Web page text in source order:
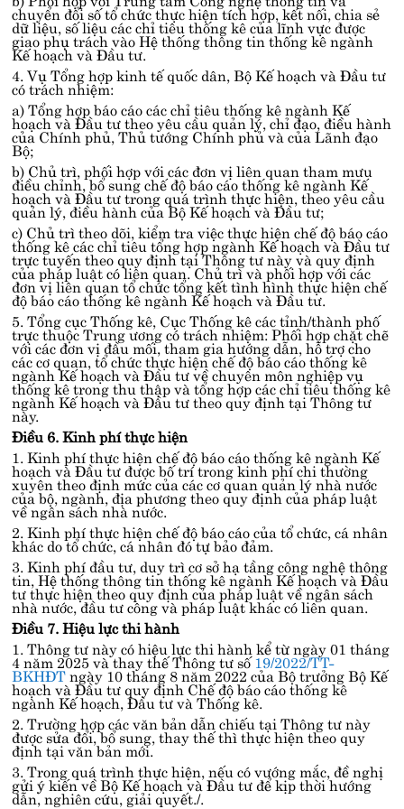
chuyển đổi số tổ chức thực hiện tích hợp, kết nối, chia sẻ
dữ liệu, số liệu các chỉ tiêu thống kê của lĩnh vực được
giao phụ trách vào Hệ thống thông tin thống kê ngành
Kế hoạch và Đầu tư.
4. Vụ Tổng hợp kinh tế quốc dân, Bộ Kế hoạch và Đầu tư
có trách nhiệm:
a) Tổng hợp báo cáo các chỉ tiêu thống kê ngành Kế
hoạch và Đầu tư theo yêu cầu quản lý, chỉ đạo, điều hành
của Chính phủ, Thủ tướng Chính phủ và của Lãnh đạo
Bộ;
b) Chủ trì, phối hợp với các đơn vị liên quan tham mưu
điều chỉnh, bổ sung chế độ báo cáo thống kê ngành Kế
hoạch và Đầu tư trong quá trình thực hiện, theo yêu cầu
quản lý, điều hành của Bộ Kế hoạch và Đầu tư;
c) Chủ trì theo dõi, kiểm tra việc thực hiện chế độ báo cáo
thống kê các chỉ tiêu tổng hợp ngành Kế hoạch và Đầu tư
trực tuyến theo quy định tại Thông tư này và quy định
của pháp luật có liên quan. Chủ trì và phối hợp với các
đơn vị liên quan tổ chức tổng kết tình hình thực hiện chế
độ báo cáo thống kê ngành Kế hoạch và Đầu tư.
5. Tổng cục Thống kê, Cục Thống kê các tỉnh/thành phố
trực thuộc Trung ương có trách nhiệm: Phối hợp chặt chẽ
với các đơn vị đầu mối, tham gia hướng dẫn, hỗ trợ cho
các cơ quan, tổ chức thực hiện chế độ báo cáo thống kê
ngành Kế hoạch và Đầu tư về chuyên môn nghiệp vụ
thống kê trong thu thập và tổng hợp các chỉ tiêu thống kê
ngành Kế hoạch và Đầu tư theo quy định tại Thông tư
này.
Điều 6. Kinh phí thực hiện
1. Kinh phí thực hiện chế độ báo cáo thống kê ngành Kế
hoạch và Đầu tư được bố trí trong kinh phí chi thường
xuyên theo định mức của các cơ quan quản lý nhà nước
của bộ, ngành, địa phương theo quy định của pháp luật
về ngân sách nhà nước.
2. Kinh phí thực hiện chế độ báo cáo của tổ chức, cá nhân
khác do tổ chức, cá nhân đó tự bảo đảm.
3. Kinh phí đầu tư, duy trì cơ sở hạ tầng công nghệ thông
tin, Hệ thống thông tin thống kê ngành Kế hoạch và Đầu
tư thực hiện theo quy định của pháp luật về ngân sách
nhà nước, đầu tư công và pháp luật khác có liên quan.
Điều 7. Hiệu lực thi hành
1. Thông tư này có hiệu lực thi hành kể từ ngày 01 tháng
4 năm 2025 và thay thế Thông tư số19/2022/TT-
BKHĐTngày 10 tháng 8 năm 2022 của Bộ trưởng Bộ Kế
hoạch và Đầu tư quy định Chế độ báo cáo thống kê
ngành Kế hoạch, Đầu tư và Thống kê.
2. Trường hợp các văn bản dẫn chiếu tại Thông tư này
được sửa đổi, bổ sung, thay thế thì thực hiện theo quy
định tại văn bản mới.
3. Trong quá trình thực hiện, nếu có vướng mắc, đề nghị
gửi ý kiến về Bộ Kế hoạch và Đầu tư để kịp thời hướng
dẫn, nghiên cứu, giải quyết./.